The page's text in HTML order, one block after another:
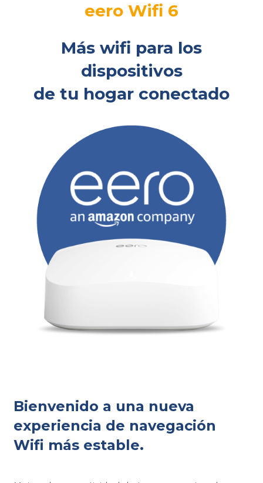
eero Wifi 6
Más wifi para los
dispositivos
de tu hogar conectado
Bienvenido a una nueva
experiencia de navegación
Wifi más estable.